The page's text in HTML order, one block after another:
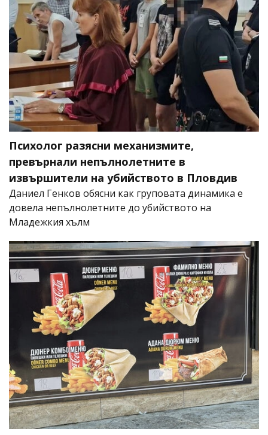
Психолог разясни механизмите,
превърнали непълнолетните в
извършители на убийството в Пловдив
Даниел Генков обясни как груповата динамика е
довела непълнолетните до убийството на
Младежкия хълм